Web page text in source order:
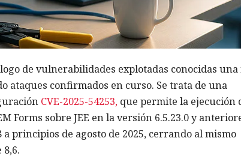
de vulnerabilidades explotadas conocidas
ataques confirmados en curso. Se trata de una
CVE-2025-54253,que permite la ejecución
Forms sobre JEE en la versión 6.5.23.0 y
principios de agosto de 2025, cerrando al mismo